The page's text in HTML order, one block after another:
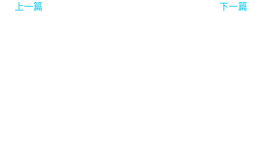
上一篇 下一篇